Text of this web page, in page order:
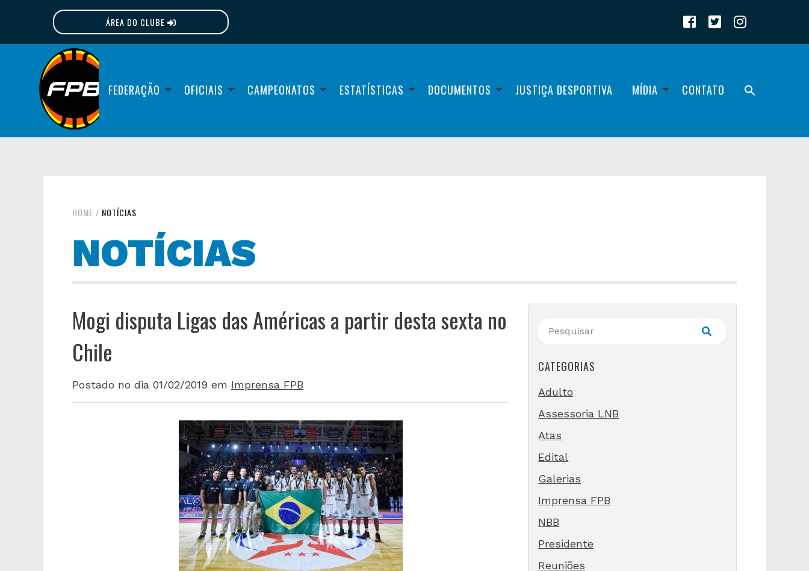
ÁREA DO CLUBE
FEDERAÇÃO OFICIAIS CAMPEONATOS ESTATÍSTICAS DOCUMENTOS JUSTIÇA DESPORTIVA MÍDIA CONTATO
HOME / NOTÍCIAS
NOTÍCIAS
Mogi disputa Ligas das Américas a partir desta sexta no
Chile
Postado no dia 01/02/2019 em Imprensa FPB
CATEGORIAS
Adulto
Assessoria LNB
Atas
Edital
Galerias
Imprensa FPB
NBB
Presidente
Reuniões